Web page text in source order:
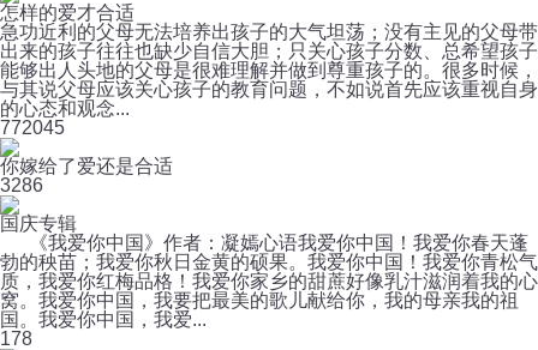
怎样的爱才合适
急功近利的父母无法培养出孩子的大气坦荡；没有主见的父母带
出来的孩子往往也缺少自信大胆；只关心孩子分数、总希望孩子
能够出人头地的父母是很难理解并做到尊重孩子的。很多时候，
与其说父母应该关心孩子的教育问题，不如说首先应该重视自身
的心态和观念...
772045
你嫁给了爱还是合适
3286
国庆专辑
《我爱你中国》作者：凝嫣心语我爱你中国！我爱你春天蓬
勃的秧苗；我爱你秋日金黄的硕果。我爱你中国！我爱你青松气
质，我爱你红梅品格！我爱你家乡的甜蔗好像乳汁滋润着我的心
窝。我爱你中国，我要把最美的歌儿献给你，我的母亲我的祖
国。我爱你中国，我爱...
178